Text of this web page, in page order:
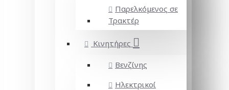
Παρελκόμενος σε
Τρακτέρ
Κινητήρες
Βενζίνης
Ηλεκτρικοί